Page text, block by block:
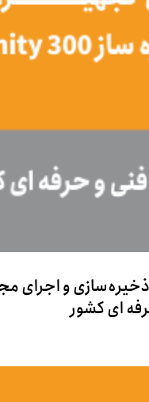
و اجرای
ای کشور